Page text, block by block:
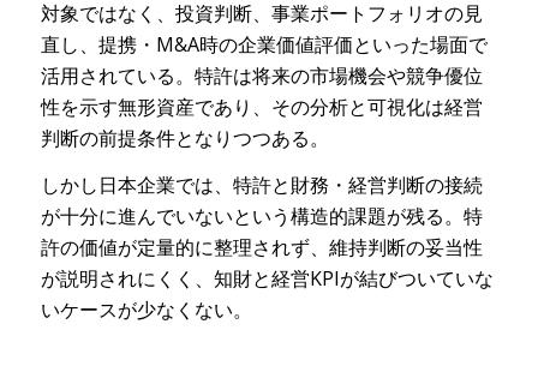
対象ではなく、投資判断、事業ポートフォリオの見
直し、提携・M&A時の企業価値評価といった場面で
活用されている。特許は将来の市場機会や競争優位
性を示す無形資産であり、その分析と可視化は経営
判断の前提条件となりつつある。
しかし日本企業では、特許と財務・経営判断の接続
が十分に進んでいないという構造的課題が残る。特
許の価値が定量的に整理されず、維持判断の妥当性
が説明されにくく、知財と経営KPIが結びついていな
いケースが少なくない。